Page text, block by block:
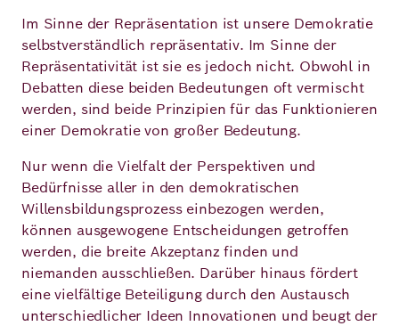
Im Sinne der Repräsentation ist unsere Demokratie
selbstverständlich repräsentativ. Im Sinne der
Repräsentativität ist sie es jedoch nicht. Obwohl in
Debatten diese beiden Bedeutungen oft vermischt
werden, sind beide Prinzipien für das Funktionieren
einer Demokratie von großer Bedeutung.
Nur wenn die Vielfalt der Perspektiven und
Bedürfnisse aller in den demokratischen
Willensbildungsprozess einbezogen werden,
können ausgewogene Entscheidungen getroffen
werden, die breite Akzeptanz finden und
niemanden ausschließen. Darüber hinaus fördert
eine vielfältige Beteiligung durch den Austausch
unterschiedlicher Ideen Innovationen und beugt der